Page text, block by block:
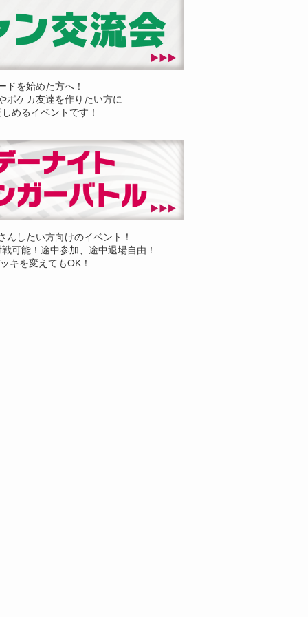
ドを始めた方へ！
ポケカ友達を作りたい方に
めるイベントです！
んしたい方向けのイベント！
可能！途中参加、途中退場自由！
キを変えてもOK！